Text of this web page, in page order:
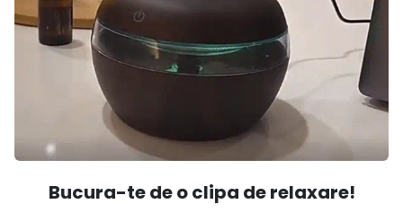
Bucura-te de o clipa de relaxare!